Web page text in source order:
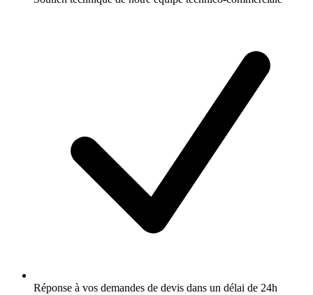
Réponse à vos demandes de devis dans un délai de 24h